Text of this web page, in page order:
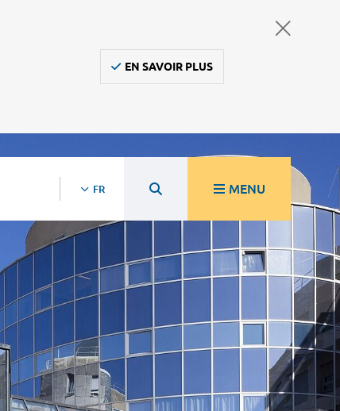
EN SAVOIR PLUS
FR MENU